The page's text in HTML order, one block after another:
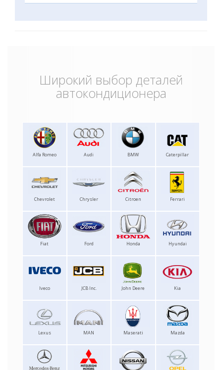
Широкий выбор деталей
автокондиционера
Alfa Romeo Audi BMW Caterpillar
Chevrolet Chrysler Citroen Ferrari
Fiat Ford Honda Hyundai
Iveco JCB Inc. John Deere Kia
Lexus MAN Maserati Mazda